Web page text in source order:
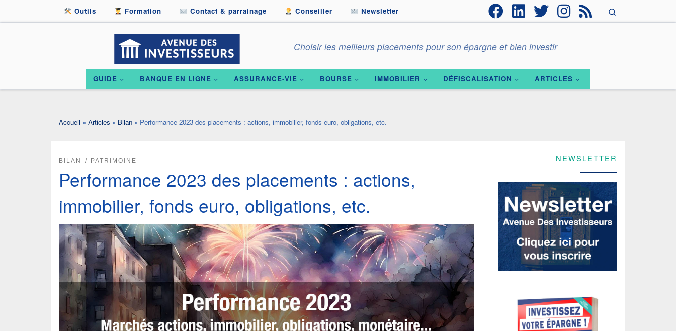
Passer au contenuOutils Formation Contact & parrainage Conseiller Newsletter
Choisir les meilleurs placements pour son épargne et bien investir
GUIDE BANQUE EN LIGNE ASSURANCE-VIE BOURSE IMMOBILIER DÉFISCALISATION ARTICLES
Accueil » Articles » Bilan » Performance 2023 des placements : actions, immobilier, fonds euro, obligations, etc.
BILAN PATRIMOINE
Performance 2023 des placements : actions,
immobilier, fonds euro, obligations, etc.
NEWSLETTER